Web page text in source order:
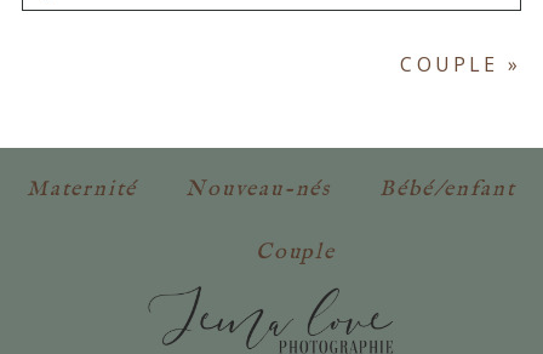
jamais publié ou partagé.
COUPLE »
Maternité Nouveau-nés Bébé/enfant
Couple